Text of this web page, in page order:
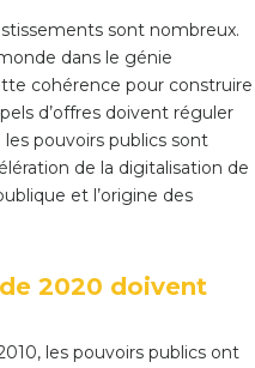
sont nombreux.
dans le génie
cohérence pour construire
d’offres doivent réguler
pouvoirs publics sont
de la digitalisation de
et l’origine des
2020 doivent
les pouvoirs publics ont